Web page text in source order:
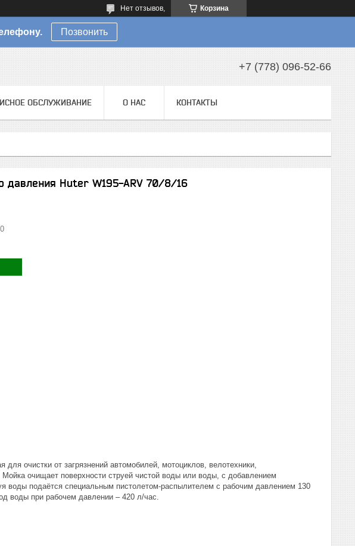
Корзина
Нет отзывов,
Позвонить
+7 (778) 096-52-66
ОБСЛУЖИВАНИЕ О НАС КОНТАКТЫ
давления Huter W195-ARV 70/8/16
для очистки от загрязнений автомобилей, мотоциклов, велотехники,
очищает поверхности струей чистой воды или воды, с добавлением
воды подаётся специальным пистолетом-распылителем с рабочим давлением 130
воды при рабочем давлении – 420 л/час.